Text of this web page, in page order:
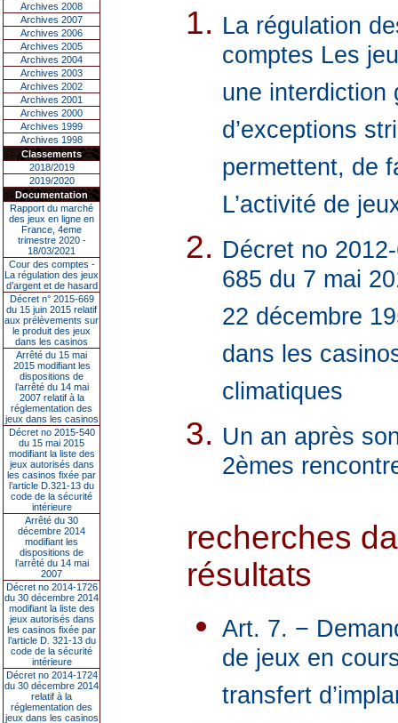
Archives 2008
Archives 2007
Archives 2006
Archives 2005
Archives 2004
Archives 2003
Archives 2002
Archives 2001
Archives 2000
Archives 1999
Archives 1998
Classements
2018/2019
2019/2020
Documentation
Rapport du marché
des jeux en ligne en
France, 4eme
trimestre 2020 -
18/03/2021
Cour des comptes -
La régulation des jeux
d’argent et de hasard
Décret n° 2015-669
du 15 juin 2015 relatif
aux prélèvements sur
le produit des jeux
dans les casinos
Arrêté du 15 mai
2015 modifiant les
dispositions de
l’arrêté du 14 mai
2007 relatif à la
réglementation des
jeux dans les casinos
Décret no 2015-540
du 15 mai 2015
modifiant la liste des
jeux autorisés dans
les casinos fixée par
l’article D.321-13 du
code de la sécurité
intérieure
Arrêté du 30
décembre 2014
modifiant les
dispositions de
l’arrêté du 14 mai
2007
Décret no 2014-1726
du 30 décembre 2014
modifiant la liste des
jeux autorisés dans
les casinos fixée par
l’article D. 321-13 du
code de la sécurité
intérieure
Décret no 2014-1724
du 30 décembre 2014
relatif à la
réglementation des
jeux dans les casinos
La régulation
comptes Les
une interdiction
d’exceptions
permettent, de
L’activité de
Décret no
685 du 7 mai
22 décembre
dans les
climatiques
Un an après
2èmes
recherches
résultats
Art. 7. −
de jeux en
transfert